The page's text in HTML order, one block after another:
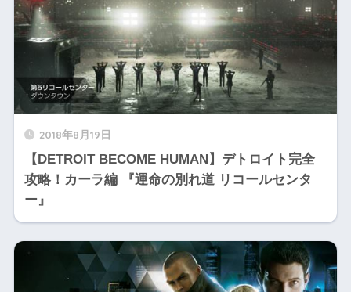
2018年8月19日
【DETROIT BECOME HUMAN】デトロイト完全
攻略！カーラ編 『運命の別れ道 リコールセンタ
ー』